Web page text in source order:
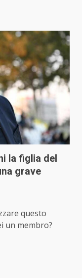
la figlia del
grave
questo
un membro?